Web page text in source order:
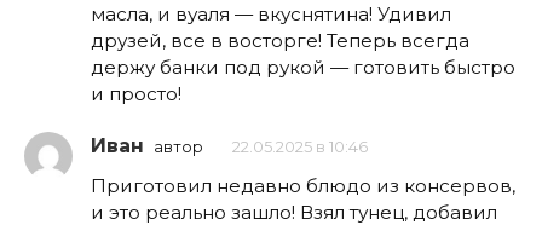
масла, и вуаля — вкуснятина! Удивил
друзей, все в восторге! Теперь всегда
держу банки под рукой — готовить быстро
и просто!
Иван автор 22.05.2025 в 10:46
Приготовил недавно блюдо из консервов,
и это реально зашло! Взял тунец, добавил